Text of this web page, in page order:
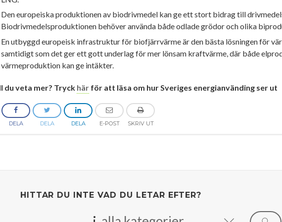
Den europeiska produktionen av biodrivmedel kan ge ett stort bidrag till
Biodrivmedelsproduktionen behöver använda både odlade grödor och olika
En utbyggd europeisk infrastruktur för biofjärrvärme är den bästa lösningen för
samtidigt som det ger ett gott underlag för mer lönsam kraftvärme, där både
värmeproduktion kan ge intäkter.
du veta mer? Tryck här för att läsa om hur Sveriges energianvänding ser ut
DELA DELA DELA E-POST SKRIV UT
HITTAR DU INTE VAD DU LETAR EFTER?